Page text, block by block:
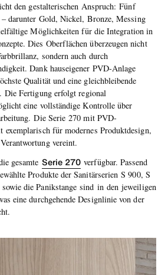
den gestalterischen Anspruch: Fünf
– darunter Gold, Nickel, Bronze, Messing
Möglichkeiten für die Integration in
Dies Oberflächen überzeugen nicht
sondern auch durch
Dank hauseigener PVD-Anlage
Qualität und eine gleichbleibende
Die Fertigung erfolgt regional
eine vollständige Kontrolle über
Die Serie 270 mit PVD-
exemplarisch für modernes Produktdesign,
vereint.
gesamte Serie 270 verfügbar. Passend
Produkte der Sanitärserien S 900, S
die Panikstange sind in den jeweiligen
eine durchgehende Designlinie von der